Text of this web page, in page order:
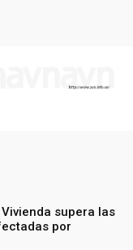
supera las
por